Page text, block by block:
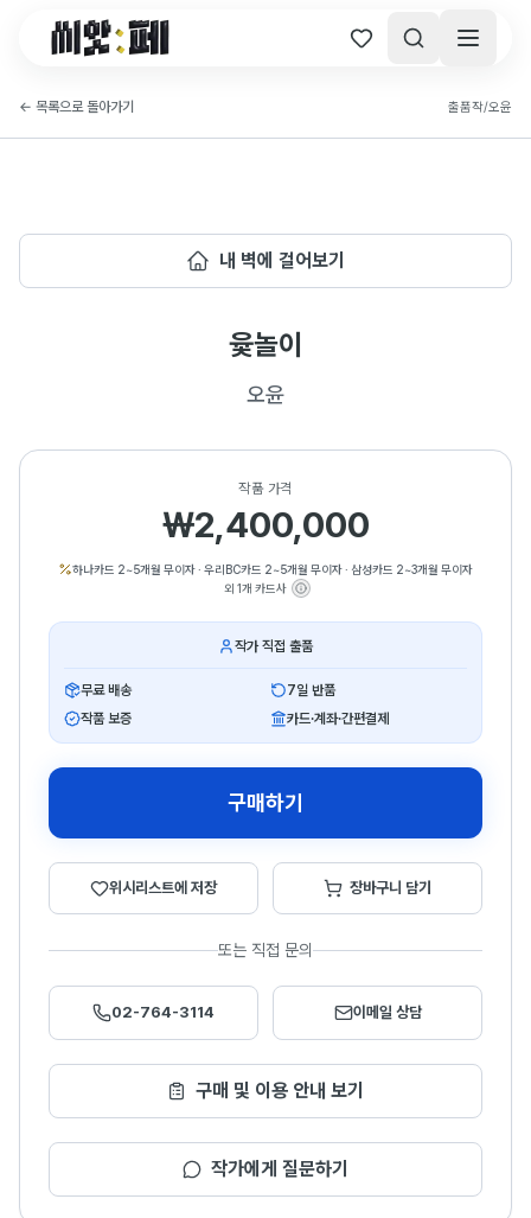
씨앗페 온라인 홈
← 목록으로 돌아가기 출품작/오윤
내 벽에 걸어보기
윷놀이
오윤
작품 가격
₩2,400,000
하나카드 2~5개월 무이자· 우리BC카드 2~5개월 무이자· 삼성카드 2~3개월 무이자
외 1개 카드사
작가 직접 출품
무료 배송
7일 반품
작품 보증
카드·계좌·간편결제
구매하기
위시리스트에 저장 장바구니 담기
또는 직접 문의
02-764-3114 이메일 상담
구매 및 이용 안내 보기
작가에게 질문하기